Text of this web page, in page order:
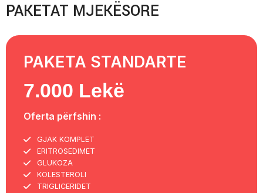
PAKETAT MJEKËSORE
PAKETA STANDARTE
7.000 Lekë
Oferta përfshin :
GJAK KOMPLET
ERITROSEDIMET
GLUKOZA
KOLESTEROLI
TRIGLICERIDET